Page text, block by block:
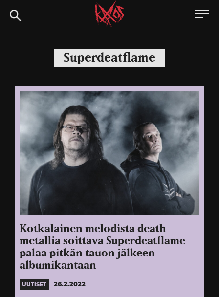
Siirry
suoraan
Kaaoszine
Superdeatflame
Kotkalainen melodista death
metallia soittava Superdeatflame
palaa pitkän tauon jälkeen
albumikantaan
UUTISET 26.2.2022